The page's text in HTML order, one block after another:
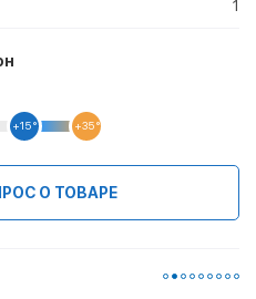
1
+15 ° +35 °
О ТОВАРЕ